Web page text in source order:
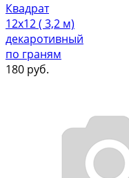
Квадрат
12х12 ( 3,2 м)
декаротивный
по граням
180 руб.